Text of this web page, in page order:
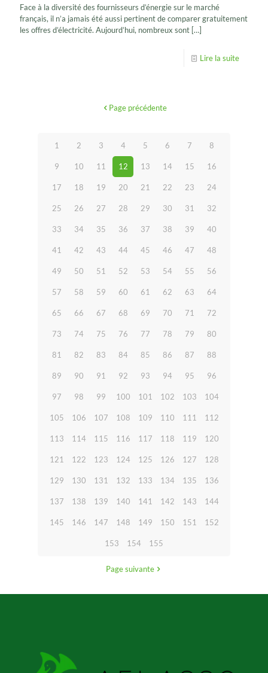
Face à la diversité des fournisseurs d’énergie sur le marché
français, il n’a jamais été aussi pertinent de comparer gratuitement
les offres d’électricité. Aujourd’hui, nombreux sont […]
Lire la suite
Page précédente
1 2 3 4 5 6 7 8
9 10 11 12 13 14 15 16
17 18 19 20 21 22 23 24
25 26 27 28 29 30 31 32
33 34 35 36 37 38 39 40
41 42 43 44 45 46 47 48
49 50 51 52 53 54 55 56
57 58 59 60 61 62 63 64
65 66 67 68 69 70 71 72
73 74 75 76 77 78 79 80
81 82 83 84 85 86 87 88
89 90 91 92 93 94 95 96
97 98 99 100 101 102 103 104
105 106 107 108 109 110 111 112
113 114 115 116 117 118 119 120
121 122 123 124 125 126 127 128
129 130 131 132 133 134 135 136
137 138 139 140 141 142 143 144
145 146 147 148 149 150 151 152
153 154 155
Page suivante